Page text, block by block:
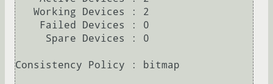
Consistency Policy : bitmap